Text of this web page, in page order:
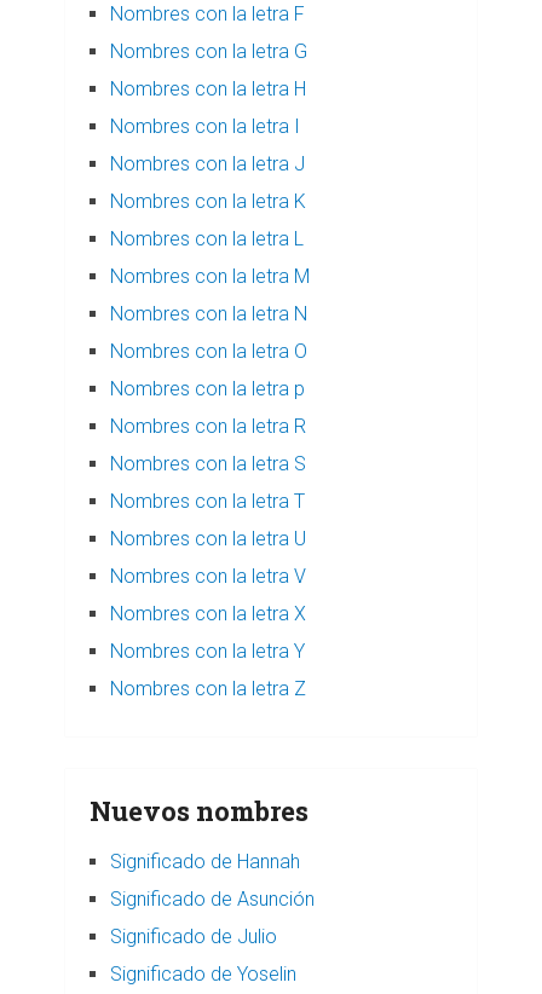
Nombres con la letra F
Nombres con la letra G
Nombres con la letra H
Nombres con la letra I
Nombres con la letra J
Nombres con la letra K
Nombres con la letra L
Nombres con la letra M
Nombres con la letra N
Nombres con la letra O
Nombres con la letra p
Nombres con la letra R
Nombres con la letra S
Nombres con la letra T
Nombres con la letra U
Nombres con la letra V
Nombres con la letra X
Nombres con la letra Y
Nombres con la letra Z
Nuevos nombres
Significado de Hannah
Significado de Asunción
Significado de Julio
Significado de Yoselin